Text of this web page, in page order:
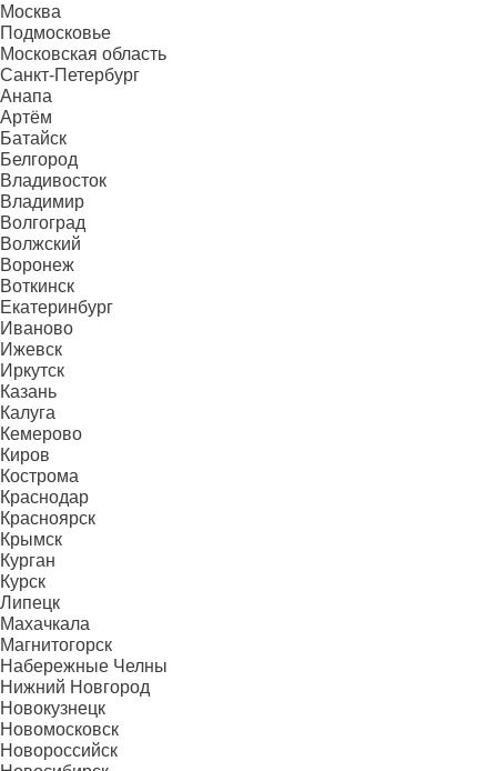
Москва
Подмосковье
Московская область
Санкт-Петербург
Анапа
Артём
Батайск
Белгород
Владивосток
Владимир
Волгоград
Волжский
Воронеж
Воткинск
Екатеринбург
Иваново
Ижевск
Иркутск
Казань
Калуга
Кемерово
Киров
Кострома
Краснодар
Красноярск
Крымск
Курган
Курск
Липецк
Махачкала
Магнитогорск
Набережные Челны
Нижний Новгород
Новокузнецк
Новомосковск
Новороссийск